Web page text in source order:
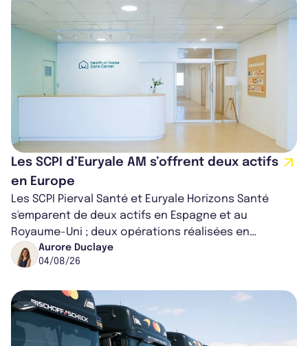
Les SCPI d’Euryale AM s’offrent deux actifs
en Europe
Les SCPI Pierval Santé et Euryale Horizons Santé
s'emparent de deux actifs en Espagne et au
Royaume-Uni ; deux opérations réalisées en
partenariat. Ces co-acquisitions permettent a...
Aurore Duclaye
04/08/26